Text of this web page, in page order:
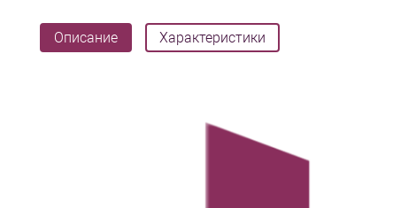
Описание Характеристики